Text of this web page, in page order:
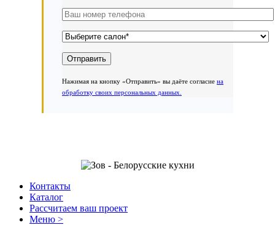
Нажимая на кнопку «Отправить» вы даёте согласие на
обработку своих персональных данных.
Контакты
Каталог
Рассчитаем ваш проект
Меню >